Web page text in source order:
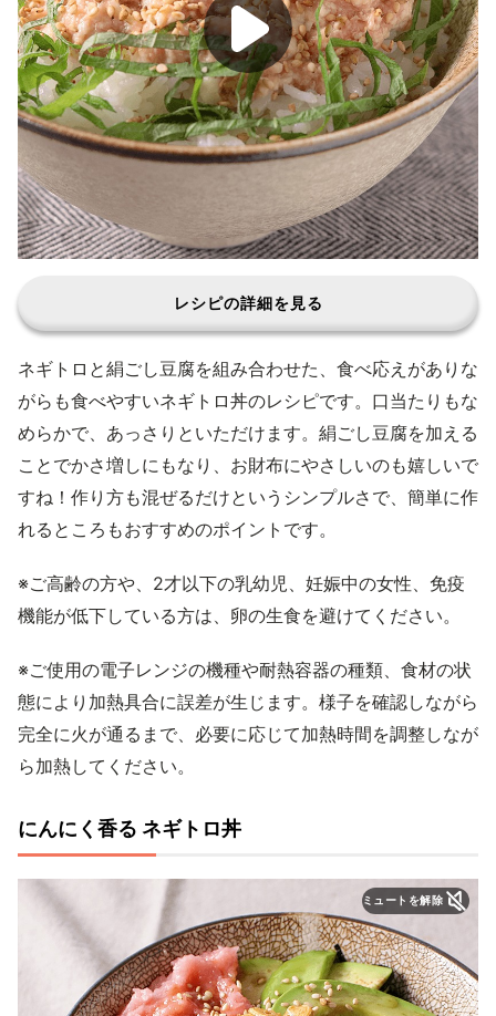
レシピの詳細を見る
ネギトロと絹ごし豆腐を組み合わせた、食べ応えがありな
がらも食べやすいネギトロ丼のレシピです。口当たりもな
めらかで、あっさりといただけます。絹ごし豆腐を加える
ことでかさ増しにもなり、お財布にやさしいのも嬉しいで
すね！作り方も混ぜるだけというシンプルさで、簡単に作
れるところもおすすめのポイントです。
※ご高齢の方や、2才以下の乳幼児、妊娠中の女性、免疫
機能が低下している方は、卵の生食を避けてください。
※ご使用の電子レンジの機種や耐熱容器の種類、食材の状
態により加熱具合に誤差が生じます。様子を確認しながら
完全に火が通るまで、必要に応じて加熱時間を調整しなが
ら加熱してください。
にんにく香る ネギトロ丼
ミュートを解除